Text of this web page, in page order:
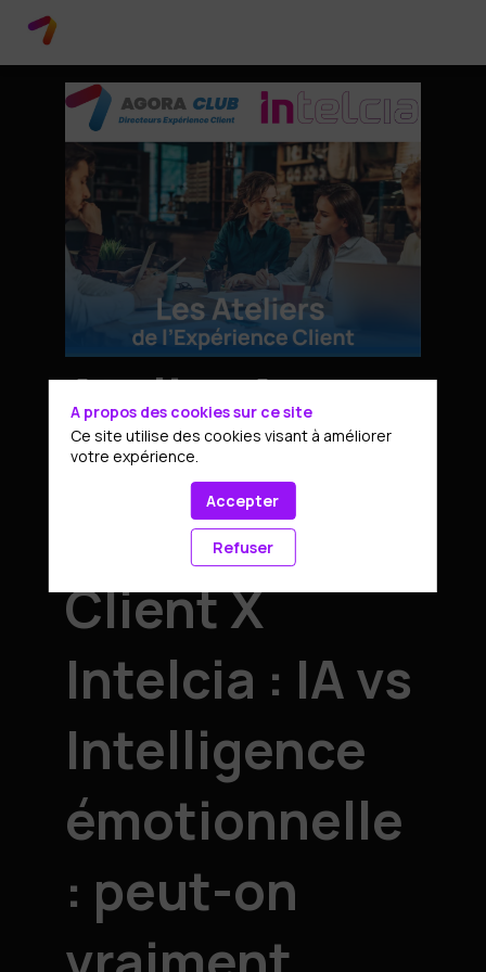
Atelier Agora
Directeurs
Expérience
Client X
Intelcia : IA vs
Intelligence
émotionnelle
: peut-on
A propos des cookies sur ce site
Ce site utilise des cookies visant à améliorer
votre expérience.
Accepter
Refuser